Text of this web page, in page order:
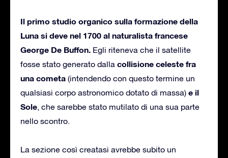
Il primo studio organico sulla formazione della
Luna si deve nel 1700 al naturalista francese
George De Buffon. Egli riteneva che il satellite
fosse stato generato dalla collisione celeste fra
una cometa (intendendo con questo termine un
qualsiasi corpo astronomico dotato di massa) e il
Sole, che sarebbe stato mutilato di una sua parte
nello scontro.
La sezione così creatasi avrebbe subito un